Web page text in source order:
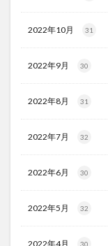
2022年10月 31
2022年9月 30
2022年8月 31
2022年7月 32
2022年6月 30
2022年5月 32
2022年4月 30